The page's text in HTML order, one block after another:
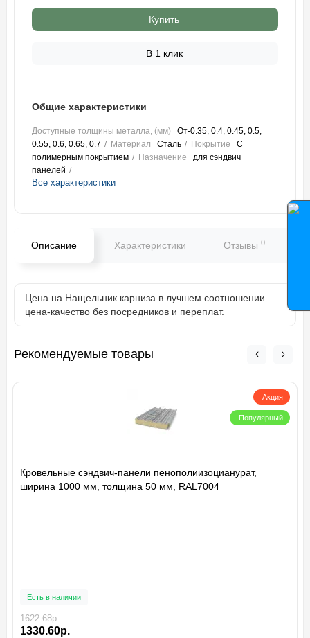
Купить
В 1 клик
Общие характеристики
Доступные толщины металла, (мм)
От-0.35, 0.4, 0.45, 0.5,
0.55, 0.6, 0.65, 0.7
Материал Сталь Покрытие
С
полимерным покрытием
Назначение
для сэндвич
панелей
Все характеристики
Описание Характеристики Отзывы 0
Цена на Нащельник карниза в лучшем соотношении
цена-качество без посредников и переплат.
Рекомендуемые товары
Акция
Популярный
Кровельные сэндвич-панели пенополиизоцианурат,
ширина 1000 мм, толщина 50 мм, RAL7004
Есть в наличии
1622.68р.
1330.60р.